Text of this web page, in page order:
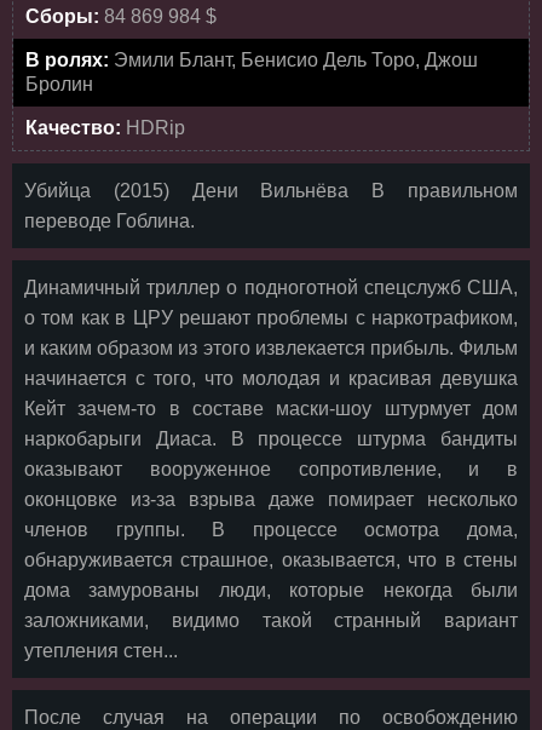
Сборы: 84 869 984 $
В ролях: Эмили Блант, Бенисио Дель Торо, Джош
Бролин
Качество: HDRip
Убийца (2015) Дени Вильнёва В правильном
переводе Гоблина.
Динамичный триллер о подноготной спецслужб США,
о том как в ЦРУ решают проблемы с наркотрафиком,
и каким образом из этого извлекается прибыль. Фильм
начинается с того, что молодая и красивая девушка
Кейт зачем-то в составе маски-шоу штурмует дом
наркобарыги Диаса. В процессе штурма бандиты
оказывают вооруженное сопротивление, и в
оконцовке из-за взрыва даже помирает несколько
членов группы. В процессе осмотра дома,
обнаруживается страшное, оказывается, что в стены
дома замурованы люди, которые некогда были
заложниками, видимо такой странный вариант
утепления стен...
После случая на операции по освобождению